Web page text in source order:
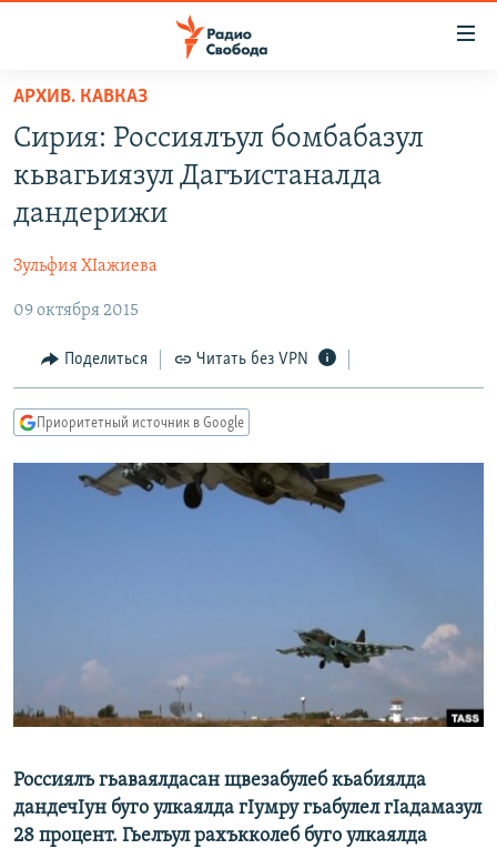
упрощенного
доступа
основному
Вернутся
навигации
Вернутся
поиску
ПОДКАСТЫ
АВТОРСКИЕ ПРОЕКТЫ
МНЕНИЯ
КУЛЬТУРА
IDEL.РЕАЛИИ
СЕВЕР.РЕАЛИИ
СИБИРЬ.РЕАЛИИ
АРХИВ. КАВКАЗ
Сирия: Россиялъул бомбабазул
кьвагьиязул Дагъистаналда
дандерижи
Зульфия ХIажиева
09 октября 2015
Поделиться Читать без VPN
Приоритетный источник в Google
Россиялъ гьаваялдасан щвезабулеб кьабиялда
дандечIун буго улкаялда гIумру гьабулел гIадамазул
28 процент. Гьелъул рахъкколеб буго улкаялда